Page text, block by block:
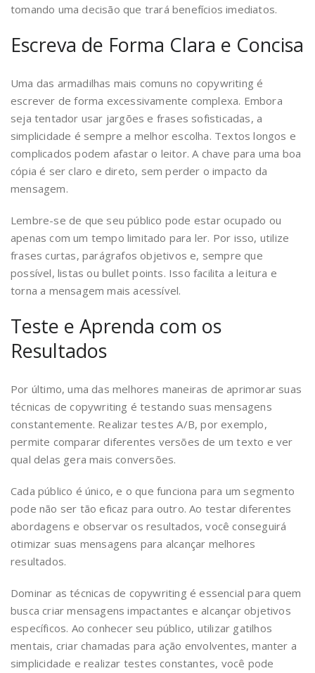
tomando uma decisão que trará benefícios imediatos.
Escreva de Forma Clara e Concisa
Uma das armadilhas mais comuns no copywriting é
escrever de forma excessivamente complexa. Embora
seja tentador usar jargões e frases sofisticadas, a
simplicidade é sempre a melhor escolha. Textos longos e
complicados podem afastar o leitor. A chave para uma boa
cópia é ser claro e direto, sem perder o impacto da
mensagem.
Lembre-se de que seu público pode estar ocupado ou
apenas com um tempo limitado para ler. Por isso, utilize
frases curtas, parágrafos objetivos e, sempre que
possível, listas ou bullet points. Isso facilita a leitura e
torna a mensagem mais acessível.
Teste e Aprenda com os
Resultados
Por último, uma das melhores maneiras de aprimorar suas
técnicas de copywriting é testando suas mensagens
constantemente. Realizar testes A/B, por exemplo,
permite comparar diferentes versões de um texto e ver
qual delas gera mais conversões.
Cada público é único, e o que funciona para um segmento
pode não ser tão eficaz para outro. Ao testar diferentes
abordagens e observar os resultados, você conseguirá
otimizar suas mensagens para alcançar melhores
resultados.
Dominar as técnicas de copywriting é essencial para quem
busca criar mensagens impactantes e alcançar objetivos
específicos. Ao conhecer seu público, utilizar gatilhos
mentais, criar chamadas para ação envolventes, manter a
simplicidade e realizar testes constantes, você pode